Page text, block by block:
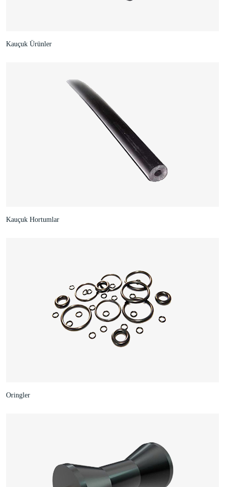
Kauçuk Ürünler
Kauçuk Hortumlar
Oringler